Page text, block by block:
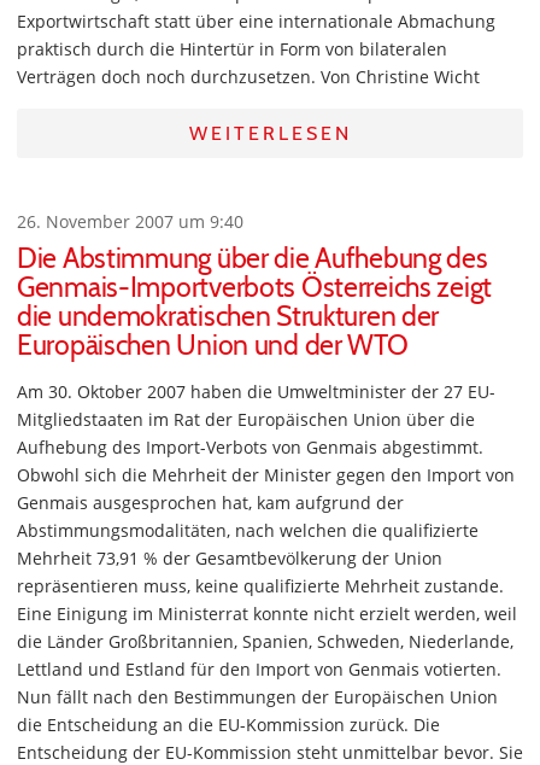
Exportwirtschaft statt über eine internationale Abmachung
praktisch durch die Hintertür in Form von bilateralen
Verträgen doch noch durchzusetzen. Von Christine Wicht
WEITERLESEN
26. November 2007 um 9:40
Die Abstimmung über die Aufhebung des
Genmais-Importverbots Österreichs zeigt
die undemokratischen Strukturen der
Europäischen Union und der WTO
Am 30. Oktober 2007 haben die Umweltminister der 27 EU-
Mitgliedstaaten im Rat der Europäischen Union über die
Aufhebung des Import-Verbots von Genmais abgestimmt.
Obwohl sich die Mehrheit der Minister gegen den Import von
Genmais ausgesprochen hat, kam aufgrund der
Abstimmungsmodalitäten, nach welchen die qualifizierte
Mehrheit 73,91 % der Gesamtbevölkerung der Union
repräsentieren muss, keine qualifizierte Mehrheit zustande.
Eine Einigung im Ministerrat konnte nicht erzielt werden, weil
die Länder Großbritannien, Spanien, Schweden, Niederlande,
Lettland und Estland für den Import von Genmais votierten.
Nun fällt nach den Bestimmungen der Europäischen Union
die Entscheidung an die EU-Kommission zurück. Die
Entscheidung der EU-Kommission steht unmittelbar bevor. Sie